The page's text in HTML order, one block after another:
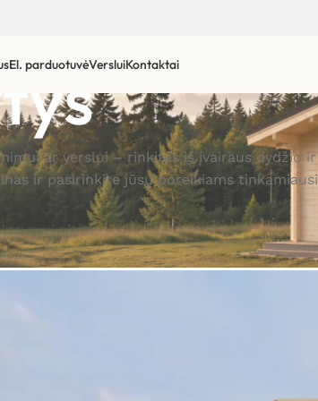
El. parduotuvėVersluiKontaktai
ar verslui – rinkitės iš įvairaus dydžio
ir pasirinkite jūsų poreikiams